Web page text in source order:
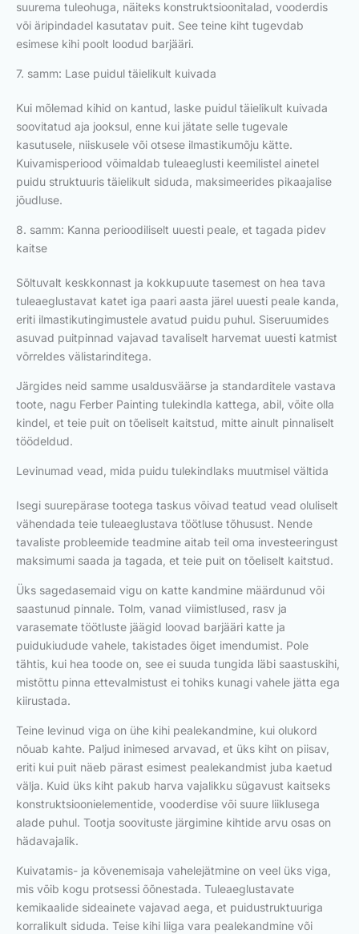
suurema tuleohuga, näiteks konstruktsioonitalad, vooderdis
või äripindadel kasutatav puit. See teine kiht tugevdab
esimese kihi poolt loodud barjääri.
7. samm: Lase puidul täielikult kuivada
Kui mõlemad kihid on kantud, laske puidul täielikult kuivada
soovitatud aja jooksul, enne kui jätate selle tugevale
kasutusele, niiskusele või otsese ilmastikumõju kätte.
Kuivamisperiood võimaldab tuleaeglusti keemilistel ainetel
puidu struktuuris täielikult siduda, maksimeerides pikaajalise
jõudluse.
8. samm: Kanna perioodiliselt uuesti peale, et tagada pidev
kaitse
Sõltuvalt keskkonnast ja kokkupuute tasemest on hea tava
tuleaeglustavat katet iga paari aasta järel uuesti peale kanda,
eriti ilmastikutingimustele avatud puidu puhul. Siseruumides
asuvad puitpinnad vajavad tavaliselt harvemat uuesti katmist
võrreldes välistarinditega.
Järgides neid samme usaldusväärse ja standarditele vastava
toote, nagu Ferber Painting tulekindla kattega, abil, võite olla
kindel, et teie puit on tõeliselt kaitstud, mitte ainult pinnaliselt
töödeldud.
Levinumad vead, mida puidu tulekindlaks muutmisel vältida
Isegi suurepärase tootega taskus võivad teatud vead oluliselt
vähendada teie tuleaeglustava töötluse tõhusust. Nende
tavaliste probleemide teadmine aitab teil oma investeeringust
maksimumi saada ja tagada, et teie puit on tõeliselt kaitstud.
Üks sagedasemaid vigu on katte kandmine määrdunud või
saastunud pinnale. Tolm, vanad viimistlused, rasv ja
varasemate töötluste jäägid loovad barjääri katte ja
puidukiudude vahele, takistades õiget imendumist. Pole
tähtis, kui hea toode on, see ei suuda tungida läbi saastuskihi,
mistõttu pinna ettevalmistust ei tohiks kunagi vahele jätta ega
kiirustada.
Teine levinud viga on ühe kihi pealekandmine, kui olukord
nõuab kahte. Paljud inimesed arvavad, et üks kiht on piisav,
eriti kui puit näeb pärast esimest pealekandmist juba kaetud
välja. Kuid üks kiht pakub harva vajalikku sügavust kaitseks
konstruktsioonielementide, vooderdise või suure liiklusega
alade puhul. Tootja soovituste järgimine kihtide arvu osas on
hädavajalik.
Kuivatamis- ja kõvenemisaja vahelejätmine on veel üks viga,
mis võib kogu protsessi õõnestada. Tuleaeglustavate
kemikaalide sideainete vajavad aega, et puidustruktuuriga
korralikult siduda. Teise kihi liiga vara pealekandmine või